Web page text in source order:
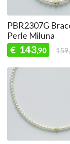
PBR2307G
Perle Miluna
€ 143,90